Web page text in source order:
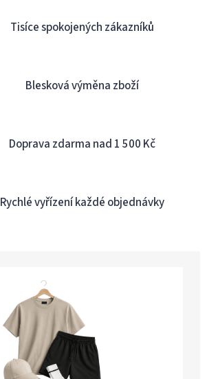
p
y
v
s
Tisíce spokojených zákazníků
Blesková výměna zboží
Doprava zdarma nad 1 500 Kč
Rychlé vyřízení každé objednávky